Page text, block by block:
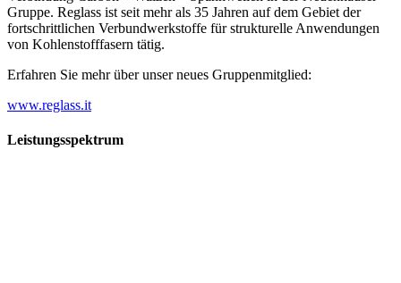
Gruppe. Reglass ist seit mehr als 35 Jahren auf dem Gebiet der
fortschrittlichen Verbundwerkstoffe für strukturelle Anwendungen
von Kohlenstofffasern tätig.
Erfahren Sie mehr über unser neues Gruppenmitglied:
www.reglass.it
Leistungsspektrum